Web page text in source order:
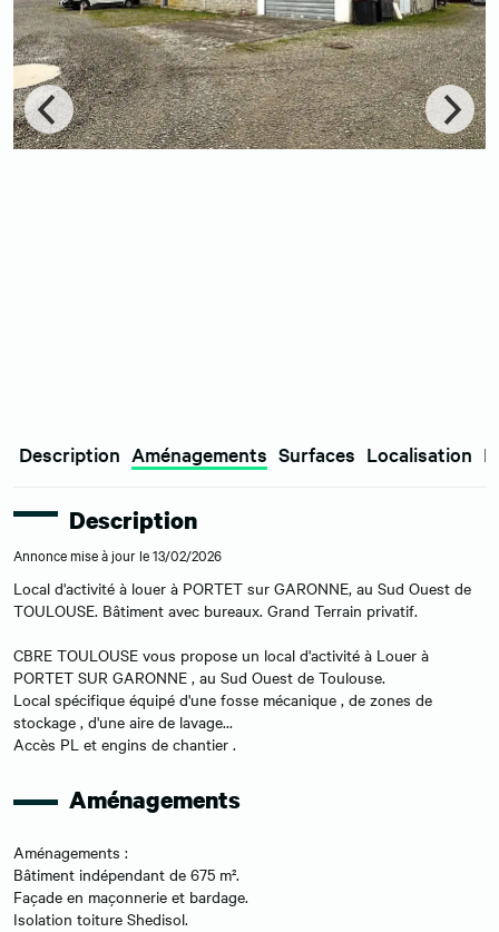
Description Aménagements Surfaces Localisation
Description
Annonce mise à jour le 13/02/2026
Local d'activité à louer à PORTET sur GARONNE, au Sud Ouest de
TOULOUSE. Bâtiment avec bureaux. Grand Terrain privatif.
CBRE TOULOUSE vous propose un local d'activité à Louer à
PORTET SUR GARONNE , au Sud Ouest de Toulouse.
Local spécifique équipé d'une fosse mécanique , de zones de
stockage , d'une aire de lavage...
Accès PL et engins de chantier .
Aménagements
Aménagements :
Bâtiment indépendant de 675 m².
Façade en maçonnerie et bardage.
Isolation toiture Shedisol.